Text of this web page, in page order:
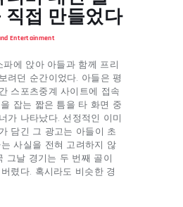
직접 만들었다
Entertainment
파에 앉아 아들과 함께 프리
려던 순간이었다. 아들은 평
스포츠중계 사이트에 접속
잡는 짧은 틈을 타 화면 중
가 나타났다. 선정적인 이미
담긴 그 광고는 아들이 초
사실을 전혀 고려하지 않
그날 경기는 두 번째 골이
렸다. 혹시라도 비슷한 경